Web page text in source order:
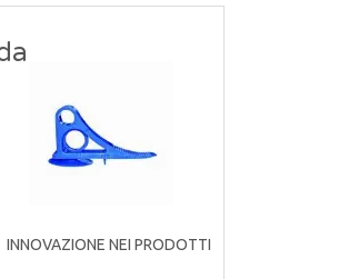
NEI PRODOTTI